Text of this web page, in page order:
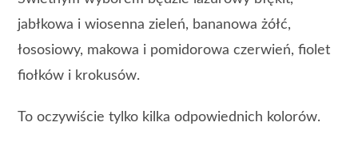
jabłkowa i wiosenna zieleń, bananowa żółć,
łososiowy, makowa i pomidorowa czerwień, fiolet
fiołków i krokusów.
To oczywiście tylko kilka odpowiednich kolorów.